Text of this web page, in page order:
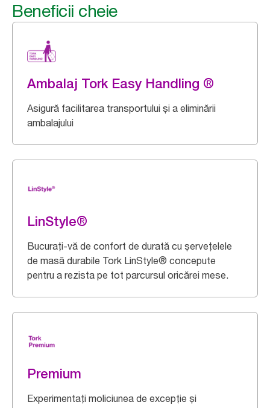
Beneficii cheie
Ambalaj Tork Easy Handling ®
Asigură facilitarea transportului și a eliminării
ambalajului
LinStyle®
Bucurați-vă de confort de durată cu șervețelele
de masă durabile Tork LinStyle® concepute
pentru a rezista pe tot parcursul oricărei mese.
Premium
Experimentați moliciunea de excepție și